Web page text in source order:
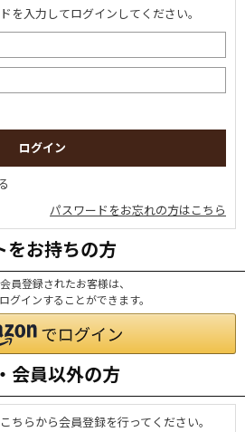
を入力してログインしてください。
パスワードをお忘れの方はこちら
をお持ちの方
員登録されたお客様は、
グインすることができます。
会員以外の方
ちらから会員登録を行ってください。